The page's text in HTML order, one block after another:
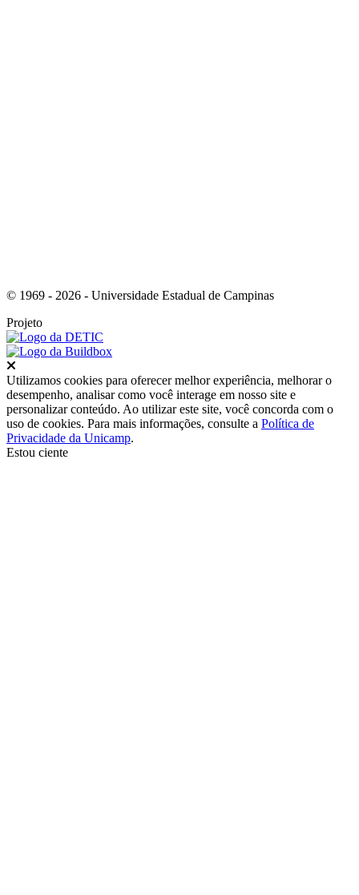
© 1969 - 2026 - Universidade Estadual de Campinas
Projeto
Utilizamos cookies para oferecer melhor experiência, melhorar o
desempenho, analisar como você interage em nosso site e
personalizar conteúdo. Ao utilizar este site, você concorda com o
uso de cookies. Para mais informações, consulte a Política de
Privacidade da Unicamp.
Estou ciente